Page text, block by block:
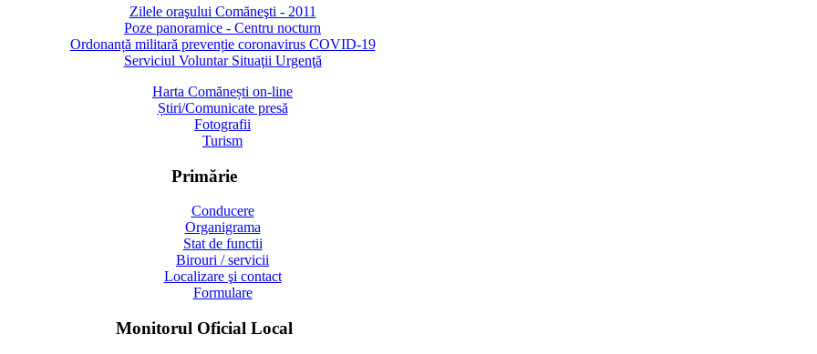
Zilele oraşului Comăneşti - 2011
Poze panoramice - Centru nocturn
Ordonanță militară prevenție coronavirus COVID-19
Serviciul Voluntar Situaţii Urgenţă
Harta Comănești on-line
Știri/Comunicate presă
Fotografii
Turism
Primărie
Conducere
Organigrama
Stat de functii
Birouri / servicii
Localizare şi contact
Formulare
Monitorul Oficial Local